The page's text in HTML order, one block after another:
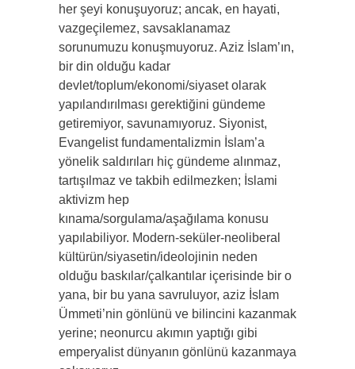
her şeyi konuşuyoruz; ancak, en hayati,
vazgeçilemez, savsaklanamaz
sorunumuzu konuşmuyoruz. Aziz İslam’ın,
bir din olduğu kadar
devlet/toplum/ekonomi/siyaset olarak
yapılandırılması gerektiğini gündeme
getiremiyor, savunamıyoruz. Siyonist,
Evangelist fundamentalizmin İslam’a
yönelik saldırıları hiç gündeme alınmaz,
tartışılmaz ve takbih edilmezken; İslami
aktivizm hep
kınama/sorgulama/aşağılama konusu
yapılabiliyor. Modern-seküler-neoliberal
kültürün/siyasetin/ideolojinin neden
olduğu baskılar/çalkantılar içerisinde bir o
yana, bir bu yana savruluyor, aziz İslam
Ümmeti’nin gönlünü ve bilincini kazanmak
yerine; neonurcu akımın yaptığı gibi
emperyalist dünyanın gönlünü kazanmaya